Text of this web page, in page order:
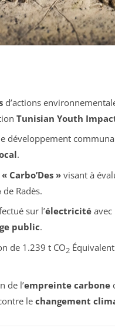
d’actions
Tunisian Youth
développement
.
« Carbo’Des »visant à
de Radès.
sur l’électricitéavec
public.
de 1.239 t CO2
de l’empreinte carbone
lechangement